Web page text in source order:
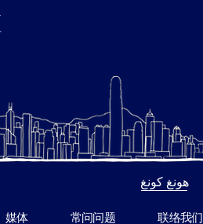
هونغ كونغ
媒体 常问问题 联络我们